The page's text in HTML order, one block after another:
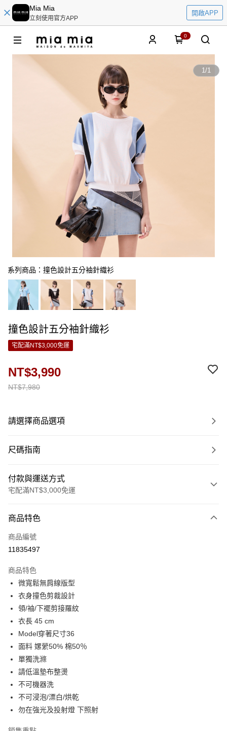
Mia Mia
立刻使用官方APP
開啟APP
0
1/1
系列商品：撞色設計五分袖針織衫
撞色設計五分袖針織衫
宅配滿NT$3,000免運
NT$7,980
NT$3,990
請選擇商品選項
尺碼指南
付款與運送方式
宅配滿NT$3,000免運
信用卡一次付款
LINE Pay
街口支付
悠遊付
Google Pay
全盈+PAY
AFTEE先享後付
相關說明
【關於「AFTEE先享後付」】
AFTEE先享後付是「在收到商品之後才付款」的支付方式。 讓您購物簡單
便利好安心！
１．簡單：不需註冊會員、不需綁卡、不需儲值。
ATM付款
運送方式
宅配
商品特色
商品編號
11835497
商品特色
微寬鬆無肩線版型
衣身撞色剪裁設計
領/袖/下襬剪接羅紋
衣長 45 cm
Model穿著尺寸36
面料 嫘縈50% 棉50％
單獨洗滌
請低溫墊布整燙
不可機器洗
不可浸泡/漂白/烘乾
勿在強光及投射燈 下照射